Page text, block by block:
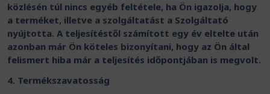
közlésén túl nincs egyéb feltétele, ha Ön igazolja, hogy
a terméket, illetve a szolgáltatást a Szolgáltató
nyújtotta. A teljesítéstől számított egy év eltelte után
azonban már Ön köteles bizonyítani, hogy az Ön által
felismert hiba már a teljesítés időpontjában is megvolt.
4. Termékszavatosság